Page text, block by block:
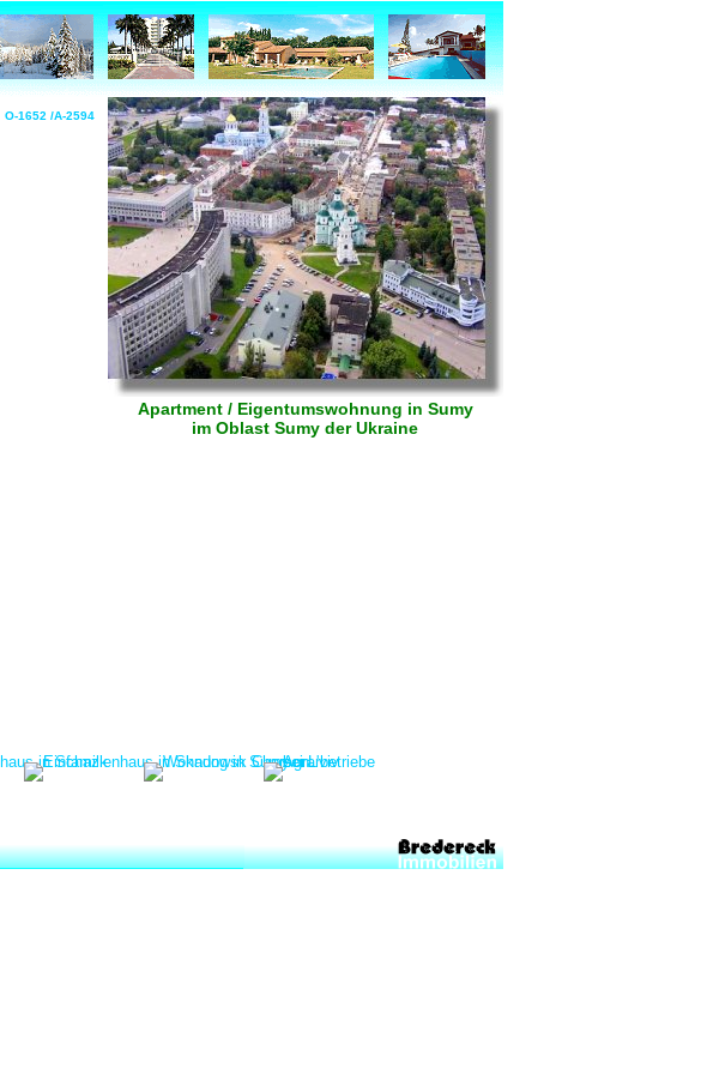
O-1652 /A-2594
Apartment / Eigentumswohnung in Sumy
im Oblast Sumy der Ukraine